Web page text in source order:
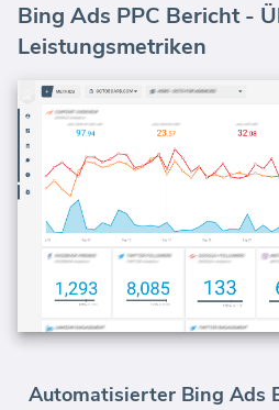
Bing Ads PPC Bericht -
Leistungsmetriken
Automatisierter Bing Ads